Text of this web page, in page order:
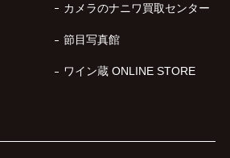
カメラのナニワ買取センター
節目写真館
ワイン蔵 ONLINE STORE